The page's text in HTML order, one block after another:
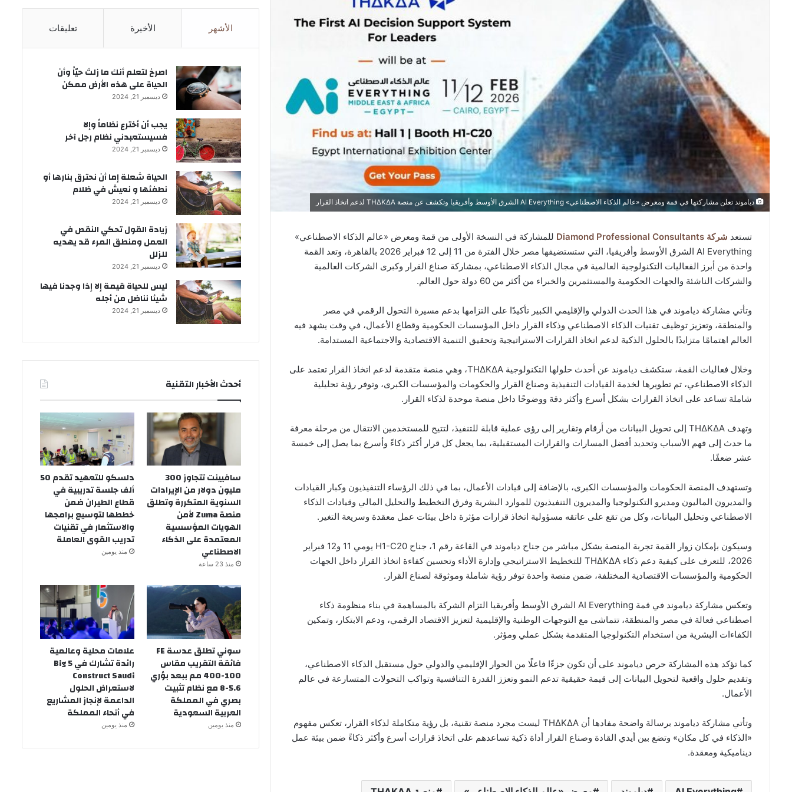
دياموند تعلن مشاركتها في قمة ومعرض «عالم الذكاء الاصطناعي» AI Everything الشرق الأوسط وأفريقيا وتكشف عن منصة THΔKΔA لدعم اتخاذ القرار
تستعد شركة Diamond Professional Consultants
للمشاركة في النسخة الأولى من قمة ومعرض «عالم الذكاء الاصطناعي»
AI Everything الشرق الأوسط وأفريقيا، التي ستستضيفها مصر خلال الفترة من 11 إلى 12 فبراير 2026 بالقاهرة، وتعد القمة
واحدة من أبرز الفعاليات التكنولوجية العالمية في مجال الذكاء الاصطناعي، بمشاركة صناع القرار وكبرى الشركات العالمية
والشركات الناشئة والجهات الحكومية والمستثمرين والخبراء من أكثر من 60 دولة حول العالم.
وتأتي مشاركة دياموند في هذا الحدث الدولي والإقليمي الكبير تأكيدًا على التزامها بدعم مسيرة التحول الرقمي في مصر
والمنطقة، وتعزيز توظيف تقنيات الذكاء الاصطناعي وذكاء القرار داخل المؤسسات الحكومية وقطاع الأعمال، في وقت يشهد فيه
العالم اهتمامًا متزايدًا بالحلول الذكية لدعم اتخاذ القرارات الاستراتيجية وتحقيق التنمية الاقتصادية والاجتماعية المستدامة.
وخلال فعاليات القمة، ستكشف دياموند عن أحدث حلولها التكنولوجية THΔKΔA، وهي منصة متقدمة لدعم اتخاذ القرار تعتمد على
الذكاء الاصطناعي، تم تطويرها لخدمة القيادات التنفيذية وصناع القرار والحكومات والمؤسسات الكبرى، وتوفر رؤية تحليلية
شاملة تساعد على اتخاذ القرارات بشكل أسرع وأكثر دقة ووضوحًا داخل منصة موحدة لذكاء القرار.
وتهدف THΔKΔA إلى تحويل البيانات من أرقام وتقارير إلى رؤى عملية قابلة للتنفيذ، لتتيح للمستخدمين الانتقال من مرحلة معرفة
ما حدث إلى فهم الأسباب وتحديد أفضل المسارات والقرارات المستقبلية، بما يجعل كل قرار أكثر ذكاءً وأسرع بما يصل إلى خمسة
عشر ضعفًا.
وتستهدف المنصة الحكومات والمؤسسات الكبرى، بالإضافة إلى قيادات الأعمال، بما في ذلك الرؤساء التنفيذيون وكبار القيادات
والمديرون الماليون ومديرو التكنولوجيا والمديرون التنفيذيون للموارد البشرية وفرق التخطيط والتحليل المالي وقيادات الذكاء
الاصطناعي وتحليل البيانات، وكل من تقع على عاتقه مسؤولية اتخاذ قرارات مؤثرة داخل بيئات عمل معقدة وسريعة التغير.
وسيكون بإمكان زوار القمة تجربة المنصة بشكل مباشر من جناح دياموند في القاعة رقم 1، جناح H1-C20 يومي 11 و12 فبراير
2026، للتعرف على كيفية دعم ذكاء THΔKΔA للتخطيط الاستراتيجي وإدارة الأداء وتحسين كفاءة اتخاذ القرار داخل الجهات
الحكومية والمؤسسات الاقتصادية المختلفة، ضمن منصة واحدة توفر رؤية شاملة وموثوقة لصناع القرار.
وتعكس مشاركة دياموند في قمة AI Everything الشرق الأوسط وأفريقيا التزام الشركة بالمساهمة في بناء منظومة ذكاء
اصطناعي فعالة في مصر والمنطقة، تتماشى مع التوجهات الوطنية والإقليمية لتعزيز الاقتصاد الرقمي، ودعم الابتكار، وتمكين
الكفاءات البشرية من استخدام التكنولوجيا المتقدمة بشكل عملي ومؤثر.
كما تؤكد هذه المشاركة حرص دياموند على أن تكون جزءًا فاعلًا من الحوار الإقليمي والدولي حول مستقبل الذكاء الاصطناعي،
وتقديم حلول واقعية لتحويل البيانات إلى قيمة حقيقية تدعم النمو وتعزز القدرة التنافسية وتواكب التحولات المتسارعة في عالم
الأعمال.
وتأتي مشاركة دياموند برسالة واضحة مفادها أن THΔKΔA ليست مجرد منصة تقنية، بل رؤية متكاملة لذكاء القرار، تعكس مفهوم
«الذكاء في كل مكان» وتضع بين أيدي القادة وصناع القرار أداة ذكية تساعدهم على اتخاذ قرارات أسرع وأكثر ذكاءً ضمن بيئة عمل
ديناميكية ومعقدة.
الأشهر الأخيرة تعليقات
‫اصرخ لتعلم أنك ما زلتَ حيّاً وأن
الحياة على هذه الأرض ممكن
ديسمبر 21, 2024
يجب أن أخترع نظاماً وإلا
فسيستعبدني نظام رجل آخر
ديسمبر 21, 2024
الحياة شعلة إما أن نحترق بنارها أو
نطفئها و نعيش في ظلام
ديسمبر 21, 2024
زيادة القول تحكي النقص في
العمل ومنطق المرء قد يهديه
للزلل
ديسمبر 21, 2024
ليس للحياة قيمة إلا إذا وجدنا فيها
شيئا نناضل من أجله
ديسمبر 21, 2024
أحدث الأخبار التقنية
سافيينت تتجاوز 300
مليون دولار من الإيرادات
السنوية المتكررة وتطلق
منصة Zuma لأمن
الهويات المؤسسية
المعتمدة على الذكاء
الاصطناعي
منذ 23 ساعة
دلسكو للتعهيد تقدم 50
ألف جلسة تدريبية في
قطاع الطيران ضمن
خططها لتوسيع برامجها
والاستثمار في تقنيات
تدريب القوى العاملة
منذ يومين
سوني تطلق عدسة FE
فائقة التقريب مقاس
100-400 مم ببعد بؤري
5.6-8 مع نظام تثبيت
بصري في المملكة
العربية السعودية
منذ يومين
علامات محلية وعالمية
رائدة تشارك في Big 5
Construct Saudi
لاستعراض الحلول
الداعمة لإنجاز المشاريع
في أنحاء المملكة
منذ يومين